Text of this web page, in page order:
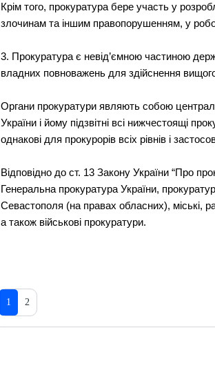
Крім того, прокуратура бере участь у
злочинам та іншим правопорушенням, у
3. Прокуратура є невід’ємною частиною
владних повноважень для здійснення
Органи прокуратури являють собою
України і йому підзвітні всі нижчестоящі
однакові для прокурорів всіх рівнів і
Відповідно до ст. 13 Закону України “Про
Генеральна прокуратура України,
Севастополя (на правах обласних), міські,
а також військові прокуратури.
1 2